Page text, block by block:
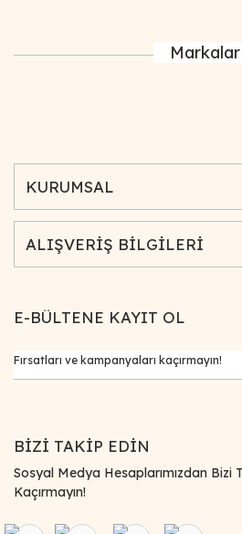
Markalar
KURUMSAL
ALIŞVERİŞ BİLGİLERİ
E-BÜLTENE KAYIT OL
BİZİ TAKİP EDİN
Sosyal Medya Hesaplarımızdan Bizi
Kaçırmayın!